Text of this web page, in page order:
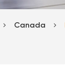
Canada